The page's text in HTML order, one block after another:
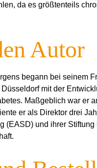
da es größtenteils
Autor
begann bei seinem
mit der
Maßgeblich war er
er als Direktor drei
(EASD) und ihrer